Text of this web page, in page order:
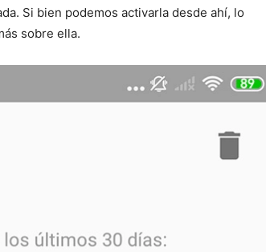
Si bien podemos activarla desde ahí, lo
sobre ella.